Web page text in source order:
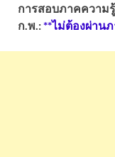
การสอบภาคความ
ก.พ.:**ไม่ต้องผ่านภ